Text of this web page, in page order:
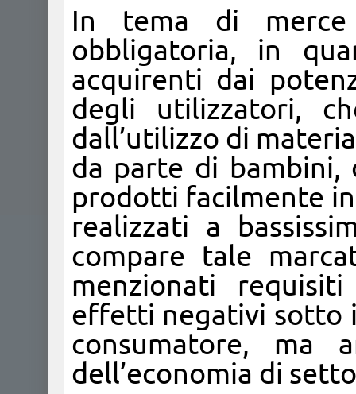
In tema di merce
obbligatoria, in
acquirenti dai
degli utilizzatori,
dall’utilizzo di
da parte di bambini,
prodotti facilmente
realizzati a
compare tale
menzionati
effetti negativi sotto
consumatore, ma
dell’economia di